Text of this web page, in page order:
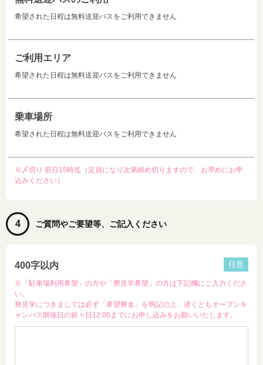
希望された日程は無料送迎バスをご利用できません
ご利用エリア
希望された日程は無料送迎バスをご利用できません
乗車場所
希望された日程は無料送迎バスをご利用できません
※〆切り 前日15時迄（定員になり次第締め切りますので、お早めにお申
込みください）
4 ご質問やご要望等、ご記入ください
400字以内 任意
※「駐車場利用希望」の方や「寮見学希望」の方は下記欄にご入力くださ
い。
寮見学につきましては必ず「希望寮名」を明記の上、遅くともオープンキ
ャンパス開催日の前々日12:00までにお申し込みをお願いいたします。